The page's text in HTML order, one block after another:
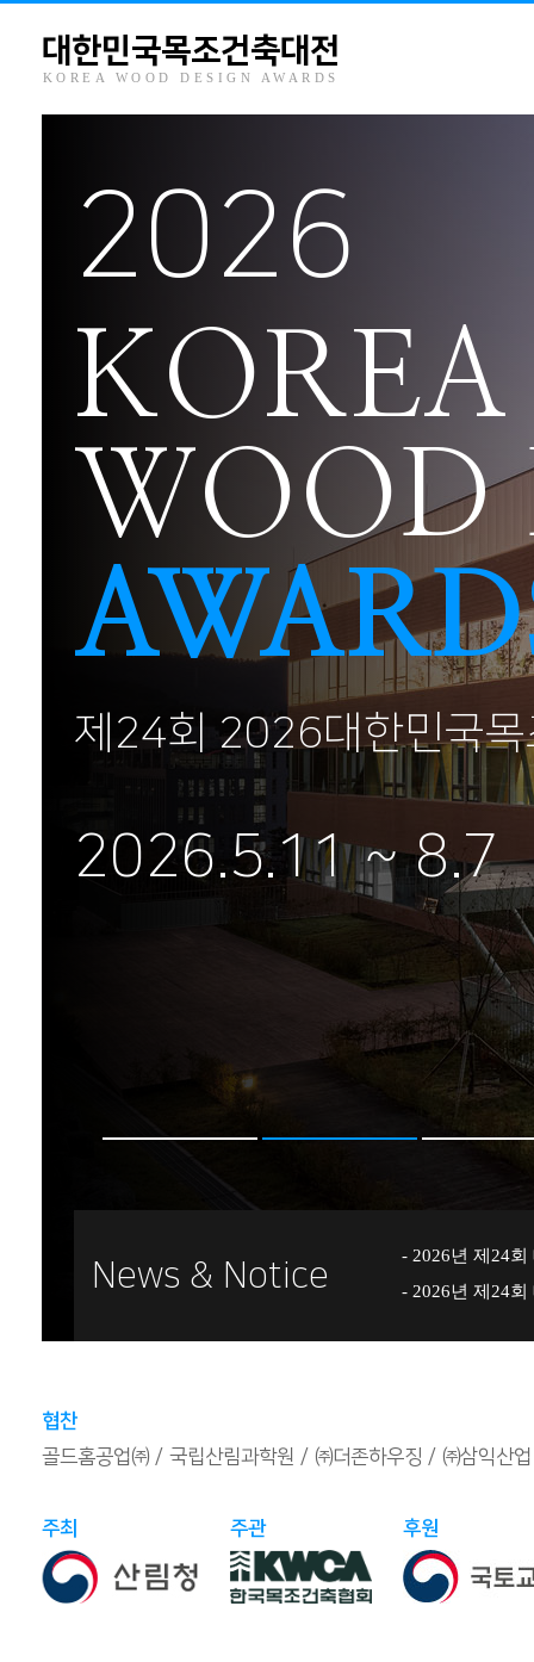
대한민국목조건축대전
KOREA WOOD DESIGN AWARDS
2026
KOREA
WOOD
제24회 2026대한민국목
2026.5.11 ~ 8.7
News & Notice
협찬
골드홈공업㈜
국립산림과학원 ㈜더존하우징 ㈜삼익산업
주최 주관 후원